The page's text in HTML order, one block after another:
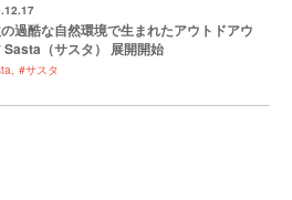
過酷な自然環境で生まれたアウトドアウ
Sasta（サスタ） 展開開始
#サスタ